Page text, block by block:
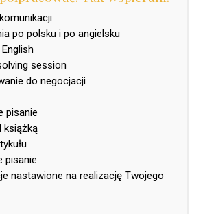
po polsku i po angielsku
session
do negocjacji
pisanie
książką
pisanie
nastawione na realizację Twojego